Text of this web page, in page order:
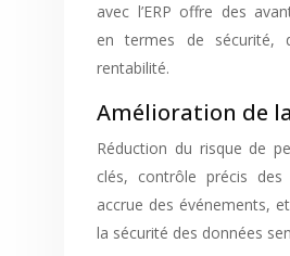
avec l’ERP offre des
en termes de sécurité,
rentabilité.
Amélioration de
Réduction du risque de
clés, contrôle précis des
accrue des événements,
la sécurité des données